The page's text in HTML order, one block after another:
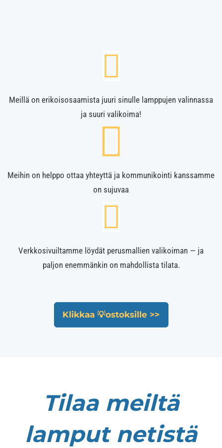
Meillä on erikoisosaamista juuri sinulle lamppujen valinnassa
ja suuri valikoima!
Meihin on helppo ottaa yhteyttä ja kommunikointi kanssamme
on sujuvaa
Verkkosivuiltamme löydät perusmallien valikoiman — ja
paljon enemmänkin on mahdollista tilata.
Klikkaa 💡ostoksille >>
Tilaa meiltä
lamput netistä